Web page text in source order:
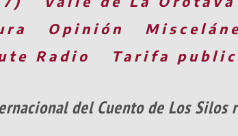
Opinión
Radio
Tarifa
del Cuento de Los